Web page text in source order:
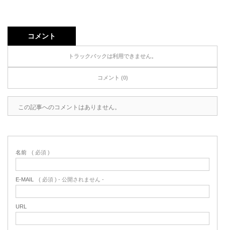
コメント
トラックバックは利用できません。
コメント (0)
この記事へのコメントはありません。
名前 ( 必須 )
E-MAIL ( 必須 ) - 公開されません -
URL